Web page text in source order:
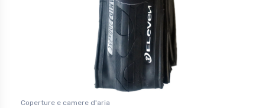
Coperture e camere d'aria